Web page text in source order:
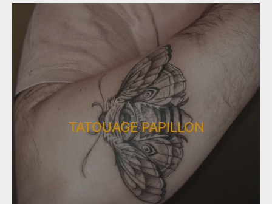
TATOUAGE PAPILLON